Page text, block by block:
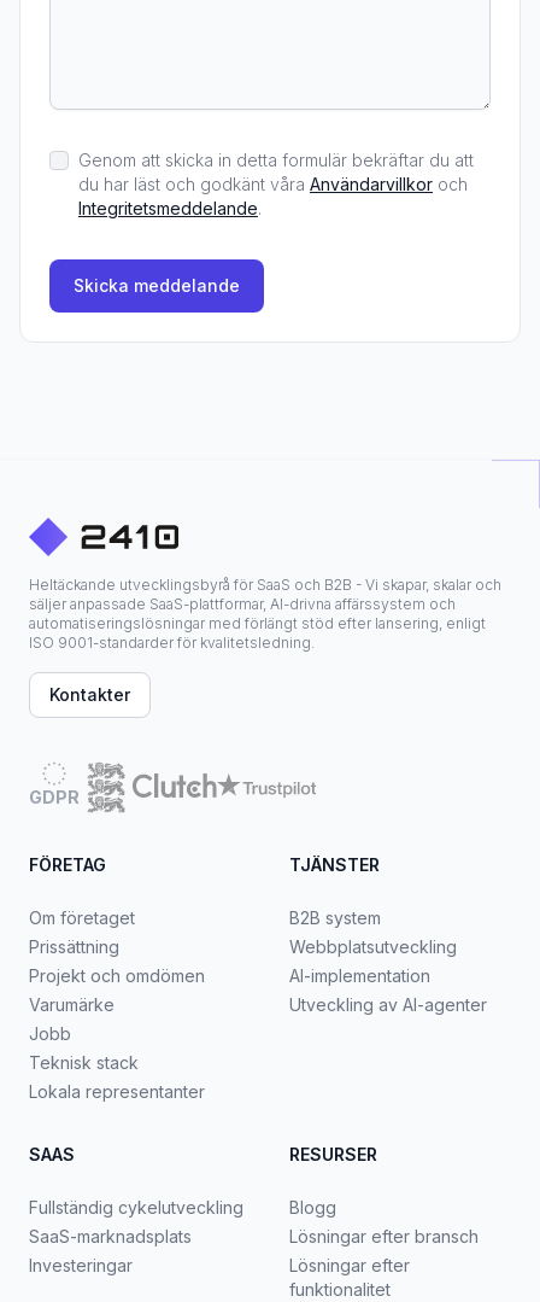
Genom att skicka in detta formulär bekräftar du att
du har läst och godkänt våra Användarvillkor och
Integritetsmeddelande.
Skicka meddelande
Heltäckande utvecklingsbyrå för SaaS och B2B - Vi skapar, skalar och
säljer anpassade SaaS-plattformar, AI-drivna affärssystem och
automatiseringslösningar med förlängt stöd efter lansering, enligt
ISO 9001-standarder för kvalitetsledning.
Kontakter
GDPR
FÖRETAG
Om företaget
Prissättning
Projekt och omdömen
Varumärke
Jobb
Teknisk stack
Lokala representanter
TJÄNSTER
B2B system
Webbplatsutveckling
AI-implementation
Utveckling av AI-agenter
SAAS
Fullständig cykelutveckling
SaaS-marknadsplats
Investeringar
RESURSER
Blogg
Lösningar efter bransch
Lösningar efter
funktionalitet